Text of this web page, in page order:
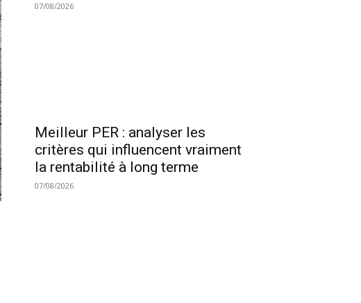
07/08/2026
Meilleur PER : analyser les
critères qui influencent vraiment
la rentabilité à long terme
07/08/2026